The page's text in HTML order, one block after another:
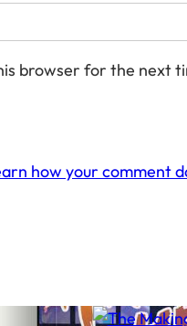
browser for the next
how your comment